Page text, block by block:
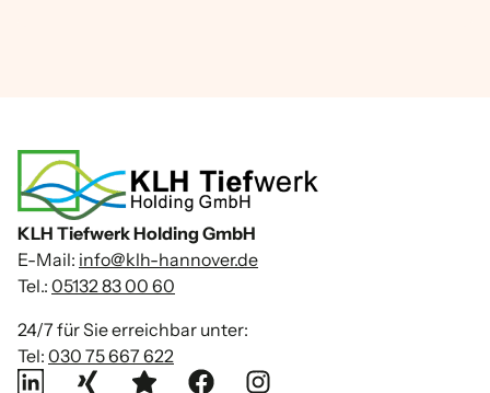
KLH Tiefwerk Holding GmbH
E-Mail: info@klh-hannover.de
Tel.: 05132 83 00 60
24/7 für Sie erreichbar unter:
Tel: 030 75 667 622